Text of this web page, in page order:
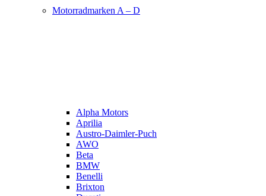
Motorradmarken A – D
Alpha Motors
Aprilia
Austro-Daimler-Puch
AWO
Beta
BMW
Benelli
Brixton